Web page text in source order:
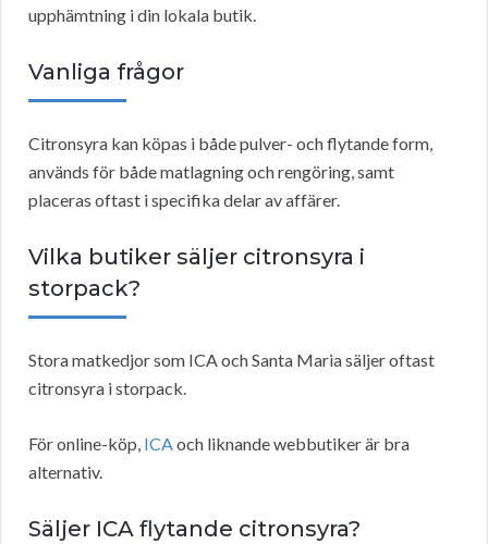
upphämtning i din lokala butik.
Vanliga frågor
Citronsyra kan köpas i både pulver- och flytande form,
används för både matlagning och rengöring, samt
placeras oftast i specifika delar av affärer.
Vilka butiker säljer citronsyra i
storpack?
Stora matkedjor som ICA och Santa Maria säljer oftast
citronsyra i storpack.
För online-köp, ICAoch liknande webbutiker är bra
alternativ.
Säljer ICA flytande citronsyra?